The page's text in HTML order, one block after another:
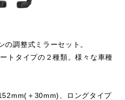
の調整式ミラーセット。
トタイプの２種類。様々な車種
＋30mm)、ロングタイプ